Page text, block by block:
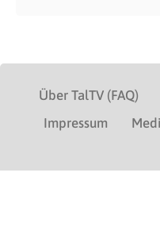
Über TalTV (FAQ)
Impressum